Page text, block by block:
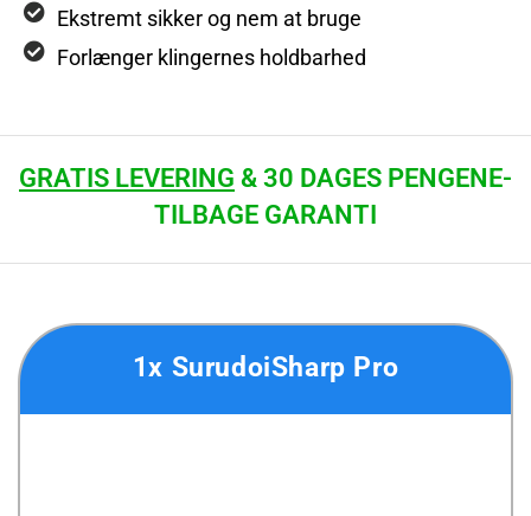
Ekstremt sikker og nem at bruge
Forlænger klingernes holdbarhed
GRATIS LEVERING & 30 DAGES PENGENE-
TILBAGE GARANTI
1x SurudoiSharp Pro